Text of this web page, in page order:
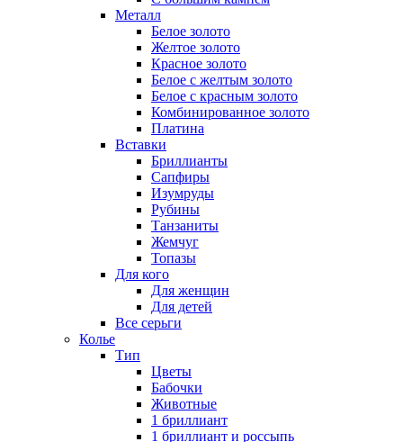
Металл
Белое золото
Желтое золото
Красное золото
Белое с желтым золото
Белое с красным золото
Комбинированное золото
Платина
Вставки
Бриллианты
Сапфиры
Изумруды
Рубины
Танзаниты
Жемчуг
Топазы
Для кого
Для женщин
Для детей
Все серьги
Колье
Тип
Цветы
Бабочки
Животные
1 бриллиант
1 бриллиант и россыпь